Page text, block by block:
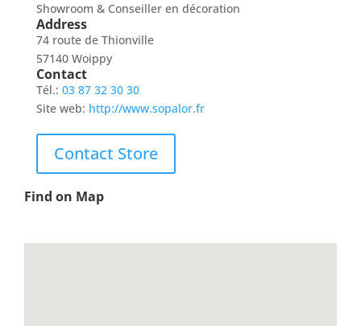
Showroom & Conseiller en décoration
Address
74 route de Thionville
57140 Woippy
Contact
Tél.: 03 87 32 30 30
Site web: http://www.sopalor.fr
Contact Store
Find on Map